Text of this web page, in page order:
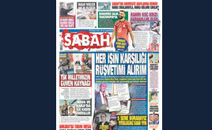
sayıda tiyatro
içerisinde "Münir
izleyerek dört
Suna Selen ile
kararı